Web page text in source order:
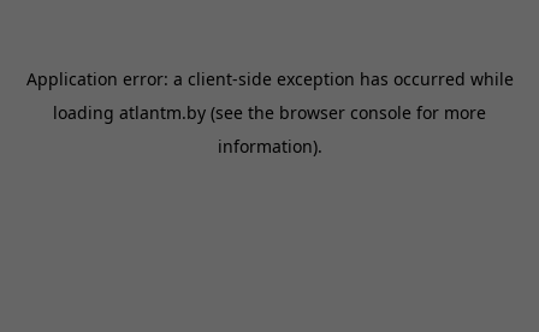
Application error: a client-side exception has occurred while
loading atlantm.by (see the browser console for more
information).